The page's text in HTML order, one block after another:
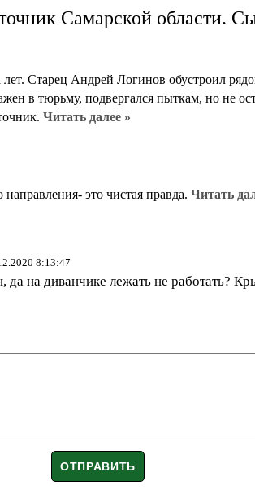
Самарской области.
лет. Старец Андрей Логинов обустроил
в тюрьму, подвергался пыткам, но не
Читать далее »
это чистая правда. Читать
8:13:47
да на диванчике лежать не работать?